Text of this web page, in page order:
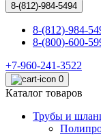
8-(812)-984-5494
8-(812)-984-
8-(800)-600-
+7-960-241-3522
0
Каталог товаров
Трубы и